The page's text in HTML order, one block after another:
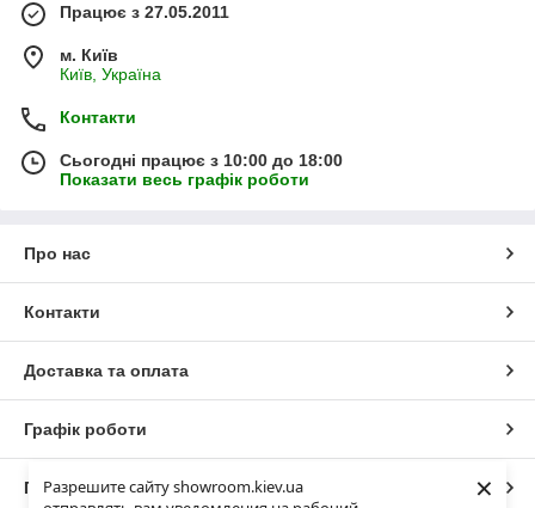
Разрешите сайту showroom.kiev.ua
×
Працює з 27.05.2011
м. Київ
Київ, Україна
Контакти
Сьогодні працює з 10:00 до 18:00
Показати весь графік роботи
Про нас
Контакти
Доставка та оплата
Графік роботи
Повна версія сайту